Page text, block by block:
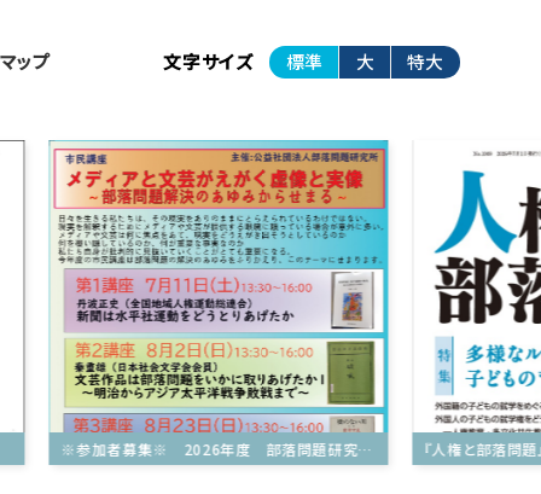
ップ 文字サイズ 標準 大 特大
※参加者募集※ 2026年度 部落問題研究所学習講座